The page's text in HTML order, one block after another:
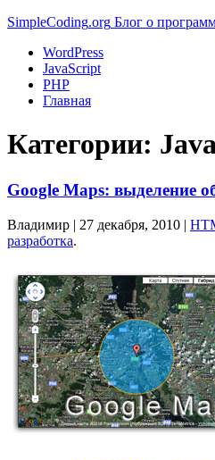
SimpleCoding.org Блог о
WordPress
JavaScript
PHP
Главная
Категории:
Google Maps: выделение
Владимир | 27 декабря, 2010 |
разработка.